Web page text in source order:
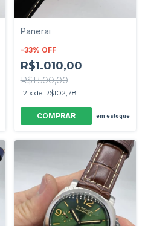
Panerai
-33% OFF
R$1.010,00
R$1.500,00
12 x de R$102,78
em estoque